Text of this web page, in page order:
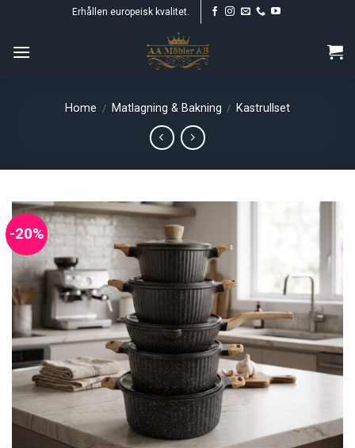
content
Erhållen europeisk kvalitet.
Home / Matlagning & Bakning / Kastrullset
-20%